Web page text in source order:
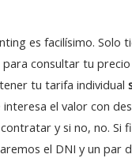
es facilísimo. Solo
consultar tu precio
tu tarifa individual
interesa el valor con
y si no, no. Si
el DNI y un par